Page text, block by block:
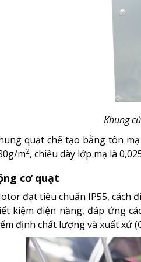
Khung
quạt chế tạo bằng tôn
m2, chiều dày lớp mạ là
cơ quạt
đạt tiêu chuẩn IP55, cách
kiệm điện năng, đáp ứng
định chất lượng và xuất xứ